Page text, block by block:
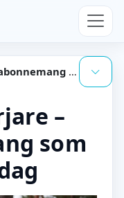
och surf
–
som